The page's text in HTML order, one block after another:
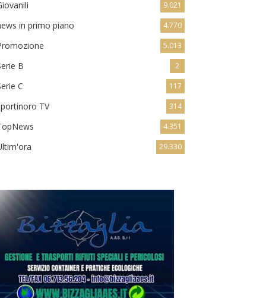
9.021
in primo piano 4.770
5.013
B 2
C 117
TV 314
4.351
29.330